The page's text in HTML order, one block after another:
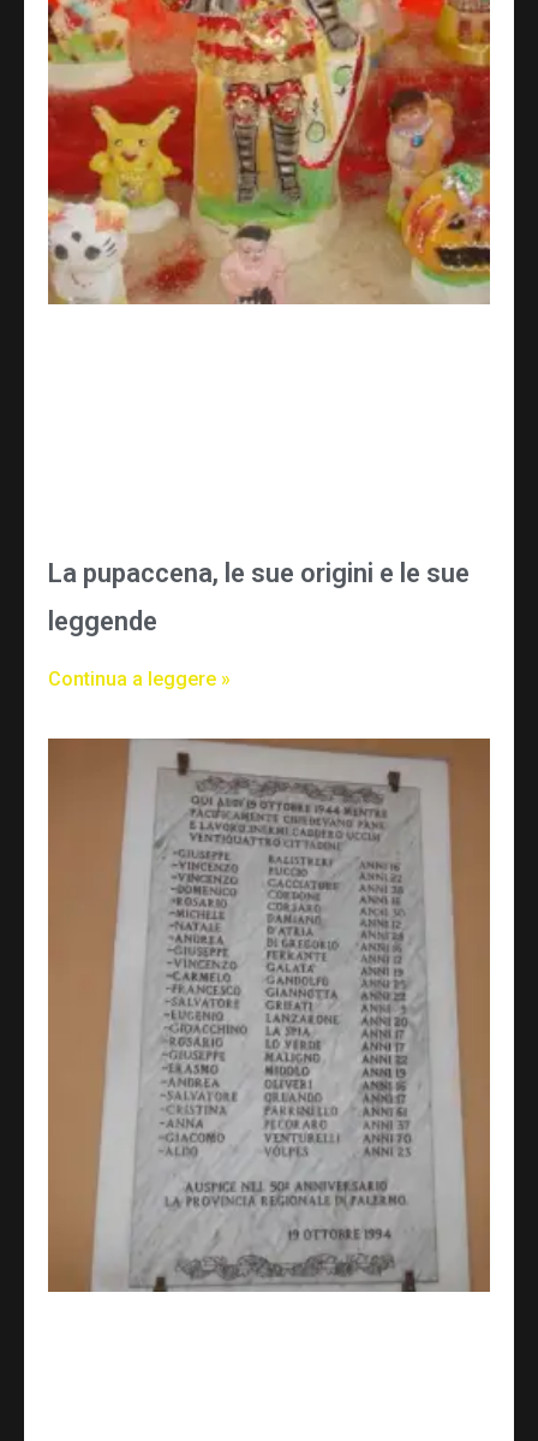
La pupaccena, le sue origini e le sue
leggende
Continua a leggere »